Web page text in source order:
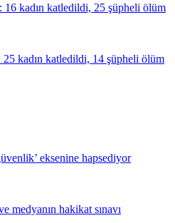
16 kadın katledildi, 25 şüpheli ölüm
25 kadın katledildi, 14 şüpheli ölüm
eksenine hapsediyor
medyanın hakikat sınavı